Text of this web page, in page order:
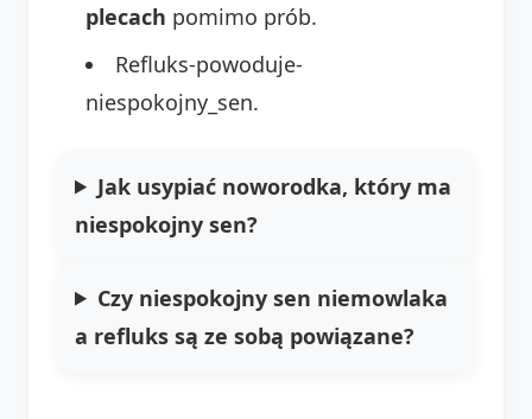
plecach pomimo prób.
Refluks-powoduje-
niespokojny_sen.
Jak usypiać noworodka, który ma
niespokojny sen?
Czy niespokojny sen niemowlaka
a refluks są ze sobą powiązane?